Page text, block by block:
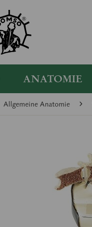
ANATOMIE
Allgemeine Anatomie